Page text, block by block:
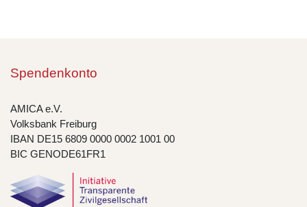
Spendenkonto
AMICA e.V.
Volksbank Freiburg
IBAN DE15 6809 0000 0002 1001 00
BIC GENODE61FR1